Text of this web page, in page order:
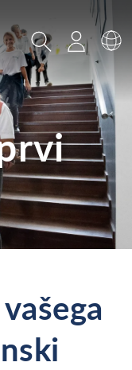
IskanjePrijava